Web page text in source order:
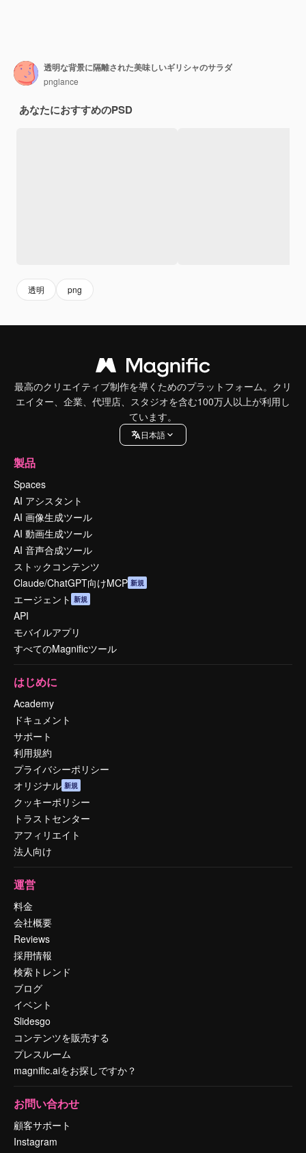
透明な背景に隔離された美味しいギリシャのサラダ
pnglance
あなたにおすすめのPSD
透明 png
最高のクリエイティブ制作を導くためのプラットフォーム。クリ
エイター、企業、代理店、スタジオを含む100万人以上が利用し
ています。
日本語
製品
Spaces
AI アシスタント
AI 画像生成ツール
AI 動画生成ツール
AI 音声合成ツール
ストックコンテンツ
Claude/ChatGPT向けMCP 新規
エージェント 新規
API
モバイルアプリ
すべてのMagnificツール
はじめに
Academy
ドキュメント
サポート
利用規約
プライバシーポリシー
オリジナル 新規
クッキーポリシー
トラストセンター
アフィリエイト
法人向け
運営
料金
会社概要
Reviews
採用情報
検索トレンド
ブログ
イベント
Slidesgo
コンテンツを販売する
プレスルーム
magnific.aiをお探しですか？
お問い合わせ
顧客サポート
Instagram